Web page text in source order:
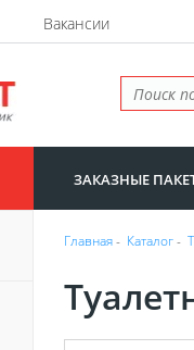
Вакансии
ЗАКАЗНЫЕ
Главная- Каталог-